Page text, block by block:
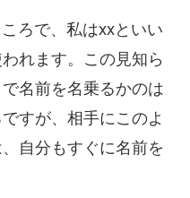
ころで、私はxxといい
れます。この見知ら
名前を名乗るかのは
すが、相手にこのよ
自分もすぐに名前を